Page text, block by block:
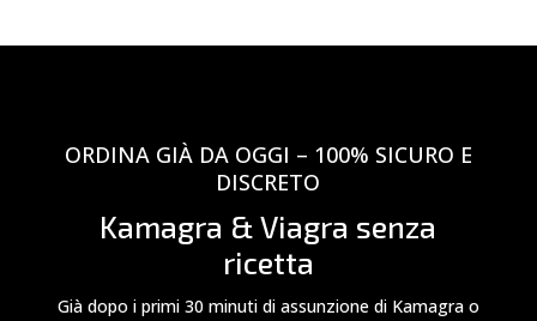
ORDINA GIÀ DA OGGI – 100% SICURO E
DISCRETO
Kamagra & Viagra senza
ricetta
Già dopo i primi 30 minuti di assunzione di Kamagra o